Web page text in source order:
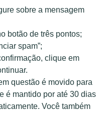
sobre a mensagem
botão de três pontos;
spam”;
clique em
questão é movido para
é mantido por até 30 dias
Você também